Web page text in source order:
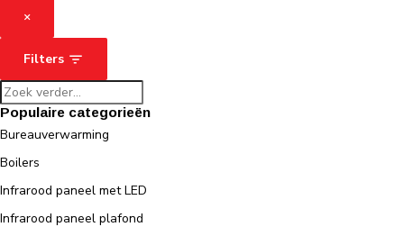
×
Filters
Populaire categorieën
Bureauverwarming
Boilers
Infrarood paneel met LED
Infrarood paneel plafond